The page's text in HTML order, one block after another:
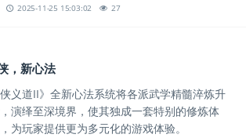
2025-11-25 15:03:02 27
，新心法
侠义道II》全新心法系统将各派武学精髓淬炼升
演绎至深境界，使其独成一套特别的修炼体
为玩家提供更为多元化的游戏体验。